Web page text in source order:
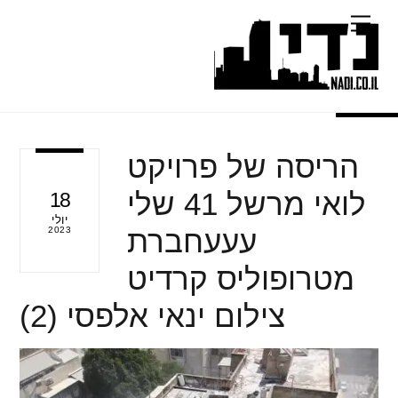
content
Menu
18
יולי
2023
הריסה של פרויקט
לואי מרשל 41 שלי
עעעחברת
מטרופוליס קרדיט
צילום ינאי אלפסי (2)